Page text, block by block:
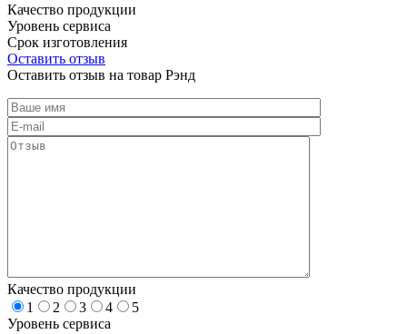
Качество продукции
Уровень сервиса
Срок изготовления
Оставить отзыв
Оставить отзыв на товар Рэнд
Качество продукции
1
2 3 4
5
Уровень сервиса